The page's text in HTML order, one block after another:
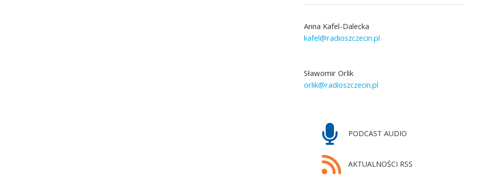
Anna Kafel-Dalecka
kafel@radioszczecin.pl
Sławomir Orlik
orlik@radioszczecin.pl
PODCAST AUDIO
AKTUALNOŚCI RSS